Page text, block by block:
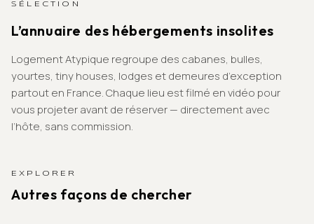
SÉLECTION
L’annuaire des hébergements insolites
Logement Atypique regroupe des cabanes, bulles,
yourtes, tiny houses, lodges et demeures d’exception
partout en France. Chaque lieu est filmé en vidéo pour
vous projeter avant de réserver — directement avec
l’hôte, sans commission.
EXPLORER
Autres façons de chercher